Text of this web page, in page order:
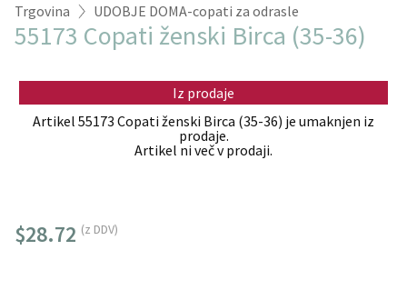
Trgovina UDOBJE DOMA-copati za odrasle
55173 Copati ženski Birca (35-36)
Iz prodaje
Artikel 55173 Copati ženski Birca (35-36) je umaknjen iz
prodaje.
Artikel ni več v prodaji.
$28.72 (z DDV)